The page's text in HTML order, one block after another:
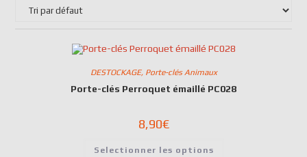
DESTOCKAGE, Porte-clés Animaux
Porte-clés Perroquet émaillé PC028
8,90€
Selectionner les options